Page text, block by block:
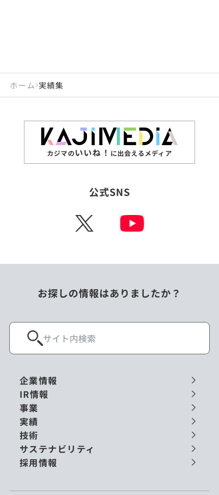
ホーム 実績集
カジマのいいね！ に出会えるメディア
公式SNS
X
お探しの情報はありましたか？
企業情報
IR情報
事業
実績
技術
サステナビリティ
採用情報